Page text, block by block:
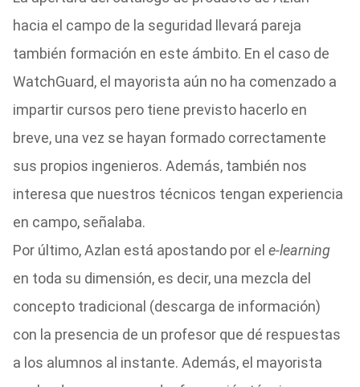
hacia el campo de la seguridad llevará pareja
también formación en este ámbito. En el caso de
WatchGuard, el mayorista aún no ha comenzado a
impartir cursos pero tiene previsto hacerlo en
breve, una vez se hayan formado correctamente
sus propios ingenieros. Además, también nos
interesa que nuestros técnicos tengan experiencia
en campo, señalaba.
Por último, Azlan está apostando por el e-learning
en toda su dimensión, es decir, una mezcla del
concepto tradicional (descarga de información)
con la presencia de un profesor que dé respuestas
a los alumnos al instante. Además, el mayorista